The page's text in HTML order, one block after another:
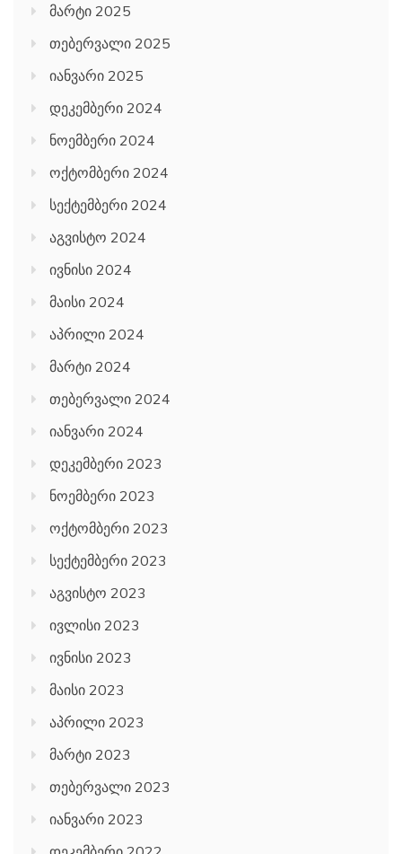
მარტი 2025
თებერვალი 2025
იანვარი 2025
დეკემბერი 2024
ნოემბერი 2024
ოქტომბერი 2024
სექტემბერი 2024
აგვისტო 2024
ივნისი 2024
მაისი 2024
აპრილი 2024
მარტი 2024
თებერვალი 2024
იანვარი 2024
დეკემბერი 2023
ნოემბერი 2023
ოქტომბერი 2023
სექტემბერი 2023
აგვისტო 2023
ივლისი 2023
ივნისი 2023
მაისი 2023
აპრილი 2023
მარტი 2023
თებერვალი 2023
იანვარი 2023